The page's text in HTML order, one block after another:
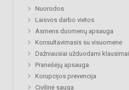
Nuorodos
Laisvos darbo vietos
Asmens duomenų apsauga
Konsultavimasis su visuomene
Dažniausiai užduodami klausimai
Pranešėjų apsauga
Korupcijos prevencija
Civilinė sauga